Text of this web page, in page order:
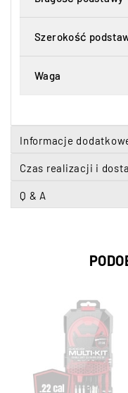
Szerokość
Waga
Informacje
Czas realizacji i
Q & A